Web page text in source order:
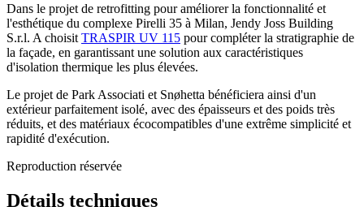
Dans le projet de retrofitting pour améliorer la fonctionnalité et
l'esthétique du complexe Pirelli 35 à Milan, Jendy Joss Building
S.r.l. A choisit TRASPIR UV 115 pour compléter la stratigraphie de
la façade, en garantissant une solution aux caractéristiques
d'isolation thermique les plus élevées.
Le projet de Park Associati et Snøhetta bénéficiera ainsi d'un
extérieur parfaitement isolé, avec des épaisseurs et des poids très
réduits, et des matériaux écocompatibles d'une extrême simplicité et
rapidité d'exécution.
Reproduction réservée
Détails techniques